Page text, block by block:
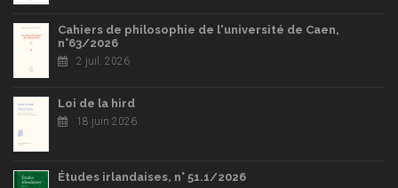
Cahiers de philosophie de l'université de Caen,
n°63/2026
2 juil. 2026
Loi de la hird
18 juin 2026
Études irlandaises, n° 51.1/2026